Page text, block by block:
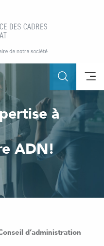
à
ADN!
d’administration